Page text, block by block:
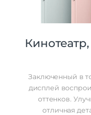
Заключенный в
дисплей
оттенков.
отличная